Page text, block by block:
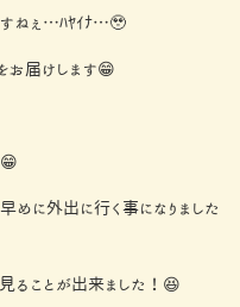
すねぇ…ﾊﾔｲﾅ…🥹
お届けします😁
に外出に行く事になりました
ることが出来ました！😆